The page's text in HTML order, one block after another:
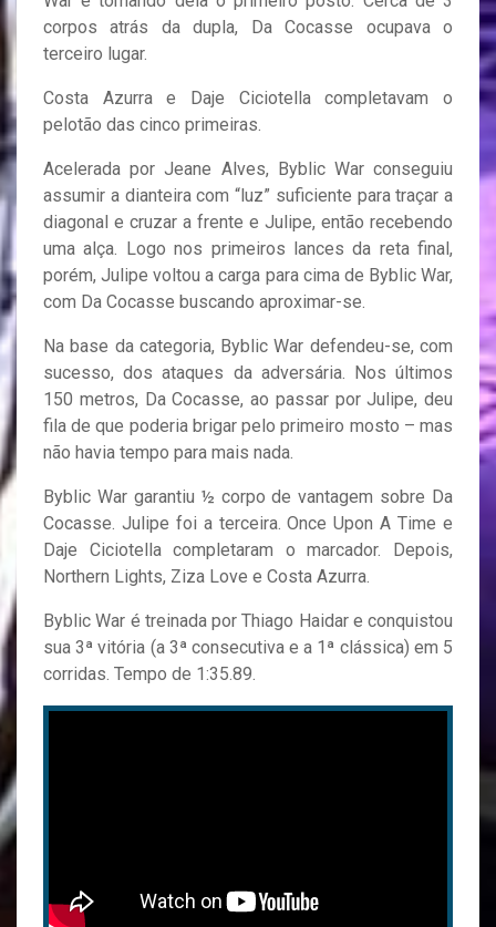
corpos atrás da dupla, Da Cocasse ocupava o
terceiro lugar.
Costa Azurra e Daje Ciciotella completavam o
pelotão das cinco primeiras.
Acelerada por Jeane Alves, Byblic War conseguiu
assumir a dianteira com “luz” suficiente para traçar a
diagonal e cruzar a frente e Julipe, então recebendo
uma alça. Logo nos primeiros lances da reta final,
porém, Julipe voltou a carga para cima de Byblic War,
com Da Cocasse buscando aproximar-se.
Na base da categoria, Byblic War defendeu-se, com
sucesso, dos ataques da adversária. Nos últimos
150 metros, Da Cocasse, ao passar por Julipe, deu
fila de que poderia brigar pelo primeiro mosto – mas
não havia tempo para mais nada.
Byblic War garantiu ½ corpo de vantagem sobre Da
Cocasse. Julipe foi a terceira. Once Upon A Time e
Daje Ciciotella completaram o marcador. Depois,
Northern Lights, Ziza Love e Costa Azurra.
Byblic War é treinada por Thiago Haidar e conquistou
sua 3ª vitória (a 3ª consecutiva e a 1ª clássica) em 5
corridas. Tempo de 1:35.89.